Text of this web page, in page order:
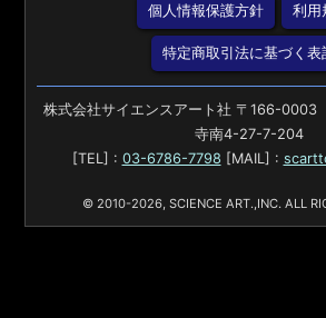
個人情報保護方針 利用
特定商取引法に基づく表
株式会社サイエンスアート社 〒166-
寺南4-27-7-204
[TEL] : 03-6786-7798 [MAIL] :
© 2010-2026, SCIENCE ART.,INC. ALL